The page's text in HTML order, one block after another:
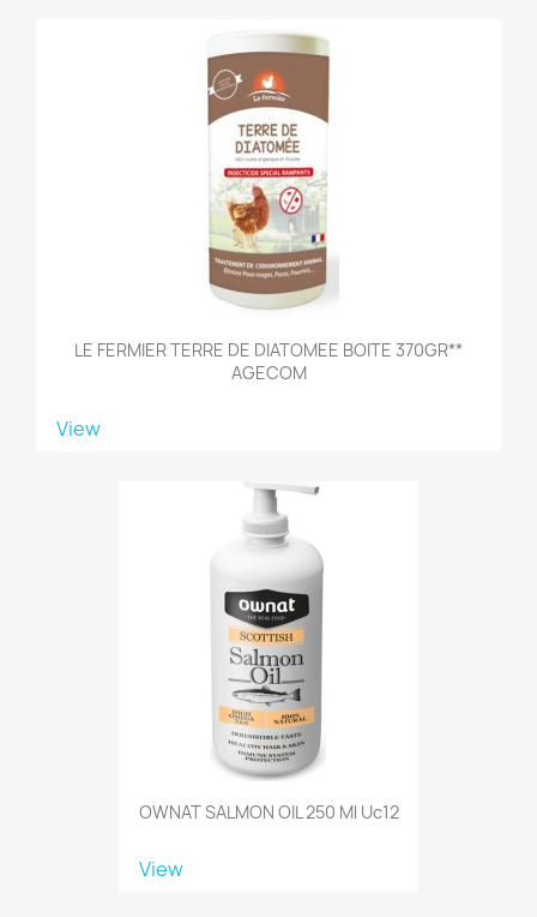
LE FERMIER TERRE DE DIATOMEE BOITE 370GR**
AGECOM
View
OWNAT SALMON OIL 250 Ml Uc12
View